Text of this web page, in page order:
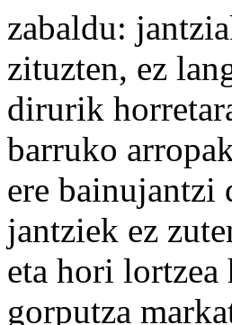
zabaldu:
zituzten, ez
dirurik
barruko
ere bainujantzi
jantziek ez
eta hori lortzea
gorputza